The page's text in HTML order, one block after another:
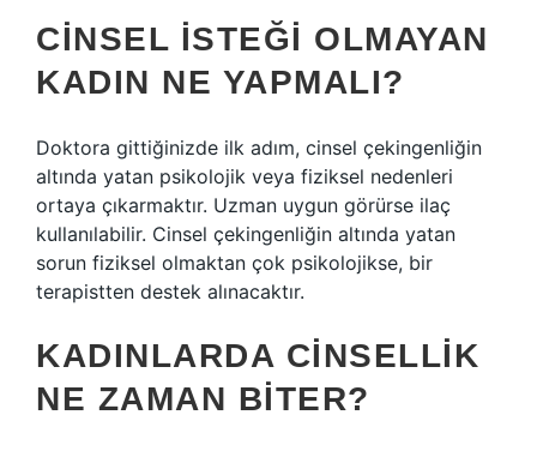
CINSEL ISTEĞI OLMAYAN
KADIN NE YAPMALI?
Doktora gittiğinizde ilk adım, cinsel çekingenliğin
altında yatan psikolojik veya fiziksel nedenleri
ortaya çıkarmaktır. Uzman uygun görürse ilaç
kullanılabilir. Cinsel çekingenliğin altında yatan
sorun fiziksel olmaktan çok psikolojikse, bir
terapistten destek alınacaktır.
KADINLARDA CINSELLIK
NE ZAMAN BITER?